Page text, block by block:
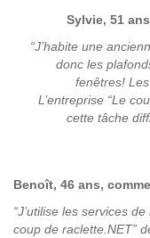
Sylvie, 51
“J’habite une
donc les
fenêtres!
L’entreprise “Le
cette tâche
Benoît, 46 ans,
“J’utilise les services
coup de raclette.NET”